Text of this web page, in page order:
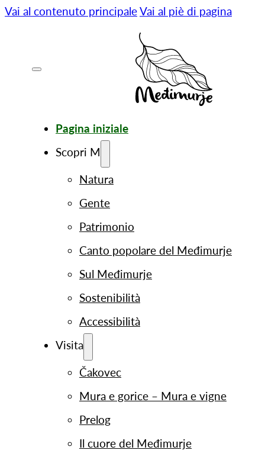
Vai al contenuto principaleVai al piè di pagina
Pagina iniziale
Scopri M
Natura
Gente
Patrimonio
Canto popolare del Međimurje
Sul Međimurje
Sostenibilità
Accessibilità
Visita
Čakovec
Mura e gorice – Mura e vigne
Prelog
Il cuore del Međimurje